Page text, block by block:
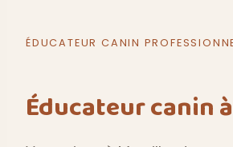
ÉDUCATEUR CANIN
Éducateur canin